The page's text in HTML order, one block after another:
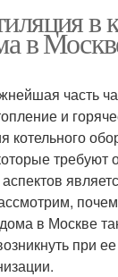
в
в
часть
и
котельного
требуют
в Москве
при